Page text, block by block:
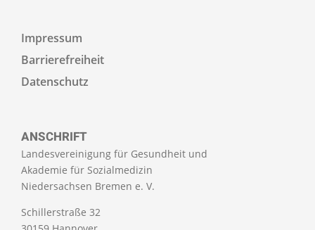
ANSCHRIFT
Landesvereinigung für Gesundheit und
Akademie für Sozialmedizin
Niedersachsen Bremen e. V.
Schillerstraße 32
Impressum
Barrierefreiheit
Datenschutz